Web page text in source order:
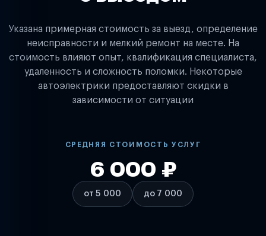
Указана примерная стоимость за выезд, определение
неисправности и мелкий ремонт на месте. На
стоимость влияют опыт, квалификация специалиста,
удаленность и сложность поломки. Некоторые
автоэлектрики предоставляют скидки в
зависимости от ситуации
СРЕДНЯЯ СТОИМОСТЬ УСЛУГ
от 5 000
6 000 ₽
до 7 000